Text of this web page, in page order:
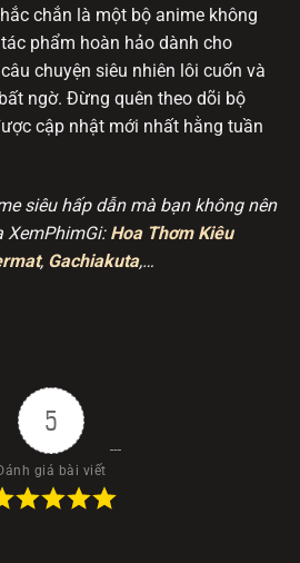
chắn là một bộ anime không
phẩm hoàn hảo dành cho
chuyện siêu nhiên lôi cuốn và
ngờ. Đừng quên theo dõi bộ
cập nhật mới nhất hằng tuần
siêu hấp dẫn mà bạn không nên
XemPhimGi: Hoa Thơm Kiêu
, Gachiakuta,…
5
giá bài viết